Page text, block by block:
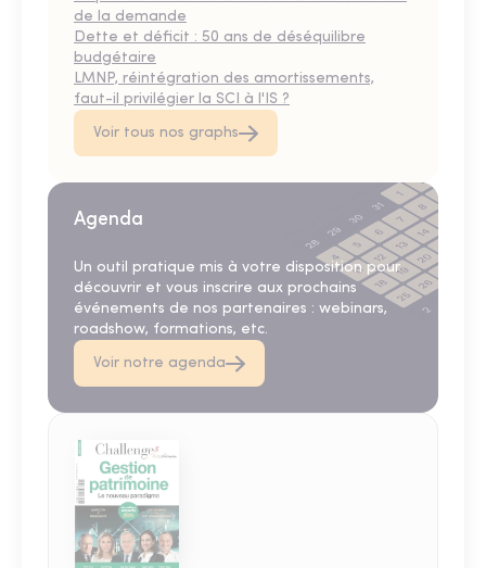
de la demande
Dette et déficit : 50 ans de déséquilibre
budgétaire
LMNP, réintégration des amortissements,
faut-il privilégier la SCI à l'IS ?
Voir tous nos graphs
Agenda
Un outil pratique mis à votre disposition pour
découvrir et vous inscrire aux prochains
événements de nos partenaires : webinars,
roadshow, formations, etc.
Voir notre agenda